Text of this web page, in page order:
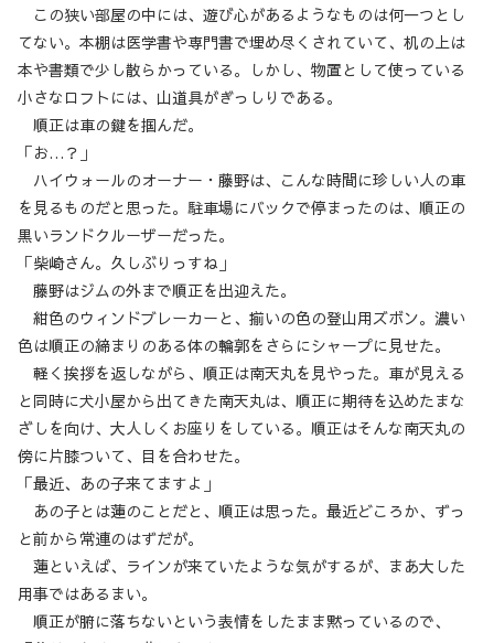
この狭い部屋の中には、遊び心があるようなものは何一つとし
てない。本棚は医学書や専門書で埋め尽くされていて、机の上は
本や書類で少し散らかっている。しかし、物置として使っている
小さなロフトには、山道具がぎっしりである。
順正は車の鍵を掴んだ。
「お…？」
ハイウォールのオーナー・藤野は、こんな時間に珍しい人の車
を見るものだと思った。駐車場にバックで停まったのは、順正の
黒いランドクルーザーだった。
「柴崎さん。久しぶりっすね」
藤野はジムの外まで順正を出迎えた。
紺色のウィンドブレーカーと、揃いの色の登山用ズボン。濃い
色は順正の締まりのある体の輪郭をさらにシャープに見せた。
軽く挨拶を返しながら、順正は南天丸を見やった。車が見える
と同時に犬小屋から出てきた南天丸は、順正に期待を込めたまな
ざしを向け、大人しくお座りをしている。順正はそんな南天丸の
傍に片膝ついて、目を合わせた。
「最近、あの子来てますよ」
あの子とは蓮のことだと、順正は思った。最近どころか、ずっ
と前から常連のはずだが。
蓮といえば、ラインが来ていたような気がするが、まあ大した
用事ではあるまい。
順正が腑に落ちないという表情をしたまま黙っているので、